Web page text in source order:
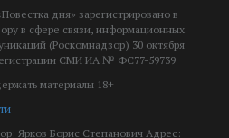
дня» зарегистрировано в
в сфере связи, информационных
(Роскомнадзор) 30 октября
СМИ ИА № ФС77-59739
материалы 18+
Ярков Борис Степанович Адрес: